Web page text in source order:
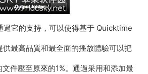
它的支持，可以使得基于 Quicktime
最高品質和最全面的播放體驗可以把
件壓至原來的1%。通過采用和添加最